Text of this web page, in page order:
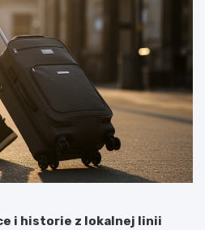
i historie z lokalnej linii